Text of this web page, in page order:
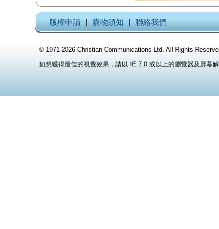
版權申請 購物須知 聯絡我們
© 1971-2026 Christian Communications Ltd. All Rights
如想獲得最佳的視覺效果，請以 IE 7.0 或以上的瀏覽器及屏幕